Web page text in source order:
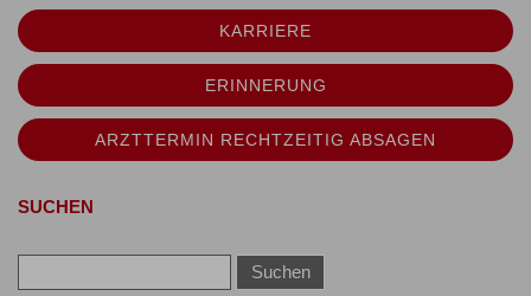
KARRIERE
ERINNERUNG
ARZTTERMIN RECHTZEITIG ABSAGEN
SUCHEN